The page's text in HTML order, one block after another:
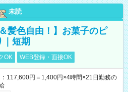
未読
髪色自由！】お菓子のピ
｜短期
OK WEB登録・面接OK
117,600円＝1,400円×4時間×21日勤務の